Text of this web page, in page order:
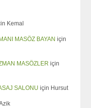
Kemal
MASÖZ BAYAN için
MASÖZLER için
SALONU için Hursut